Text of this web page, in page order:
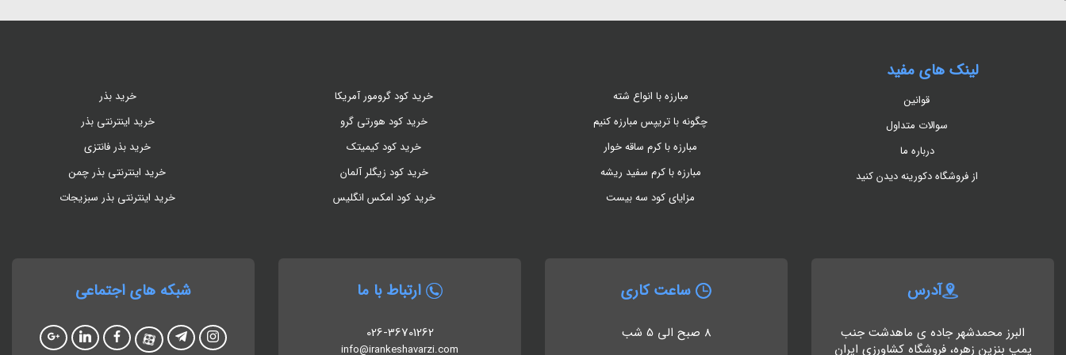
لینک های مفید
قوانین
سوالات متداول
درباره ما
از فروشگاه دکورینه دیدن کنید
مبارزه با انواع شته
چگونه با تریپس مبارزه کنیم
مبارزه با کرم ساقه خوار
مبارزه با کرم سفید ریشه
مزایای کود سه بیست
خرید کود گرومور آمریکا
خرید کود هورتی گرو
خرید کود کیمیتک
خرید کود زیگلر آلمان
خرید کود امکس انگلیس
خرید بذر
خرید اینترنتی بذر
خرید بذر فانتزی
خرید اینترنتی بذر چمن
خرید اینترنتی بذر سبزیجات
آدرس
البرز محمدشهر جاده ی ماهدشت جنب
پمپ بنزین زهره، فروشگاه کشاورزی ایران
ساعت کاری
8 صبح الی 5 شب
ارتباط با ما
026-36701262
info@irankeshavarzi.com
شبکه های اجتماعی